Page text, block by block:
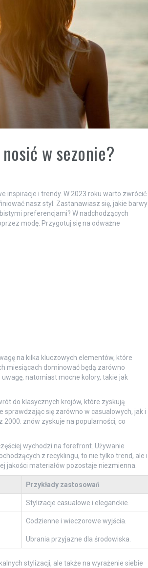
w sezonie?
inspiracje i trendy. W 2023 roku warto zwrócić
nasz styl. Zastanawiasz się, jakie barwy
preferencjami? W nadchodzących
modę. Przygotuj się na odważne
na kilka kluczowych elementów, które
miesiącach dominować będą zarówno
natomiast mocne kolory, takie jak
do klasycznych krojów, które zyskują
sprawdzając się zarówno w casualowych, jak i
znów zyskuje na popularności, co
wychodzi na forefront. Używanie
z recyklingu, to nie tylko trend, ale i
jakości materiałów pozostaje niezmienna.
Przykłady zastosowań
Stylizacje casualowe i eleganckie.
Codzienne i wieczorowe wyjścia.
Ubrania przyjazne dla środowiska.
stylizacji, ale także na wyrażenie siebie